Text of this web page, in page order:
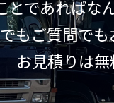
とであればな
もご質問でも
お見積りは